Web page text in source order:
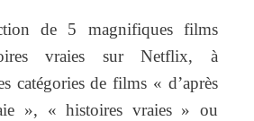
de 5 magnifiques films
vraies sur Netflix, à
catégories de films « d’après
», « histoires vraies » ou